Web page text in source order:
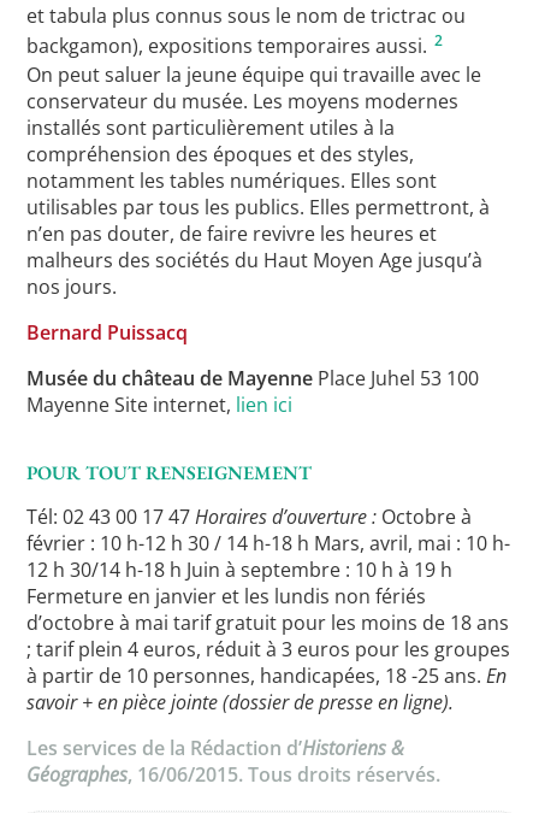
et tabula plus connus sous le nom de trictrac ou
backgamon), expositions temporaires aussi. 2
On peut saluer la jeune équipe qui travaille avec le
conservateur du musée. Les moyens modernes
installés sont particulièrement utiles à la
compréhension des époques et des styles,
notamment les tables numériques. Elles sont
utilisables par tous les publics. Elles permettront, à
n’en pas douter, de faire revivre les heures et
malheurs des sociétés du Haut Moyen Age jusqu’à
nos jours.
Bernard Puissacq
Musée du château de Mayenne Place Juhel 53 100
Mayenne Site internet, lien ici
POUR TOUT RENSEIGNEMENT
Tél: 02 43 00 17 47Horaires d’ouverture : Octobre à
février : 10 h-12 h 30 / 14 h-18 h Mars, avril, mai : 10 h-
12 h 30/14 h-18 h Juin à septembre : 10 h à 19 h
Fermeture en janvier et les lundis non fériés
d’octobre à mai tarif gratuit pour les moins de 18 ans
; tarif plein 4 euros, réduit à 3 euros pour les groupes
à partir de 10 personnes, handicapées, 18 -25 ans.En
savoir + en pièce jointe (dossier de presse en ligne).
Les services de la Rédaction d’Historiens &
Géographes, 16/06/2015. Tous droits réservés.